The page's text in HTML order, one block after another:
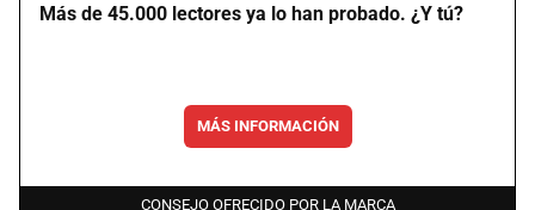
Más de 45.000 lectores ya lo han probado. ¿Y tú?
MÁS INFORMACIÓN
CONSEJO OFRECIDO POR LA MARCA